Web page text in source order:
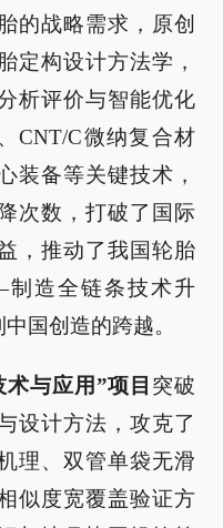
的战略需求，原创
定构设计方法学，
析评价与智能优化
CNT/C微纳复合材
装备等关键技术，
次数，打破了国际
，推动了我国轮胎
造全链条技术升
国创造的跨越。
与应用”项目 突破
设计方法，攻克了
理、双管单袋无滑
似度宽覆盖验证方